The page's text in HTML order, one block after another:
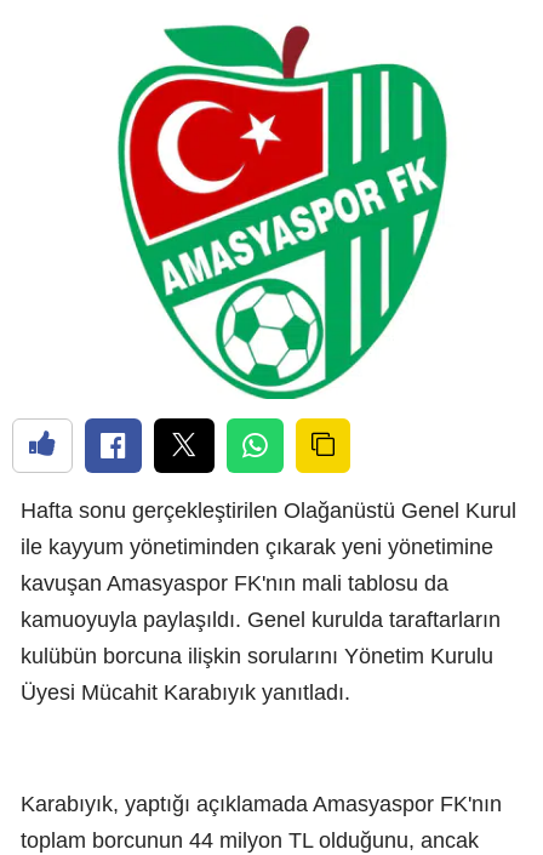
Hafta sonu gerçekleştirilen Olağanüstü Genel Kurul
ile kayyum yönetiminden çıkarak yeni yönetimine
kavuşan Amasyaspor FK'nın mali tablosu da
kamuoyuyla paylaşıldı. Genel kurulda taraftarların
kulübün borcuna ilişkin sorularını Yönetim Kurulu
Üyesi Mücahit Karabıyık yanıtladı.
Karabıyık, yaptığı açıklamada Amasyaspor FK'nın
toplam borcunun 44 milyon TL olduğunu, ancak